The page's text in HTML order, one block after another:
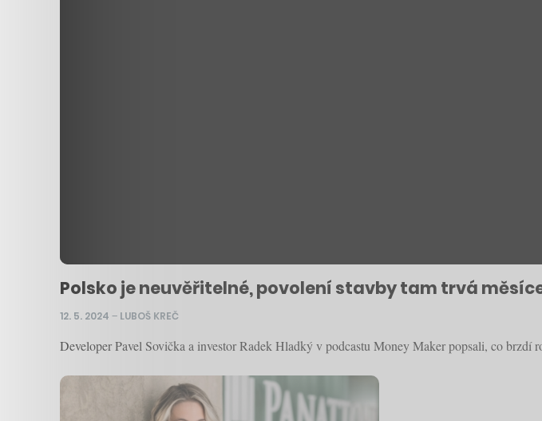
Polsko je neuvěřitelné, povolení stavby tam trvá
12. 5. 2024 – LUBOŠ KREČ
Developer Pavel Sovička a investor Radek Hladký v podcastu Money Maker popsali, co brzdí